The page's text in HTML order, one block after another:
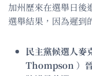
加州歷來在選舉日後
選舉結果，因為遲到
民主黨候選人
Thompson ）